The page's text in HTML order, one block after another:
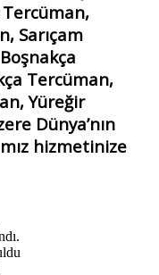
Sarıçam
Tercüman,
Yüreğir
Dünya’nın
hizmetinize